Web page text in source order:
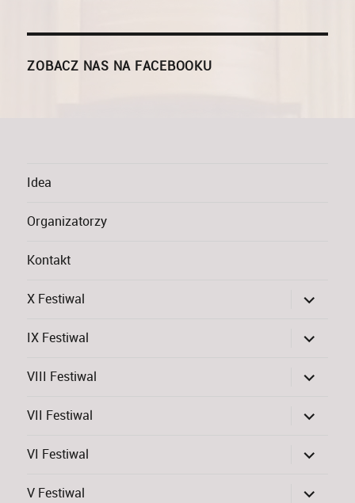
ZOBACZ NAS NA FACEBOOKU
Idea
Organizatorzy
Kontakt
X Festiwal rozwiń
menu
IX Festiwal
rozwiń
menu
VIII Festiwal
rozwiń
menu
VII Festiwal
rozwiń
menu
VI Festiwal
rozwiń
menu
V Festiwal
rozwiń